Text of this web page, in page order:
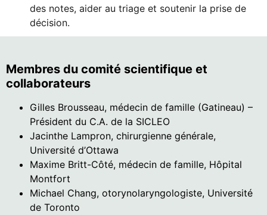
des notes, aider au triage et soutenir la prise de
décision.
Membres du comité scientifique et
collaborateurs
Gilles Brousseau, médecin de famille (Gatineau) –
Président du C.A. de la SICLEO
Jacinthe Lampron, chirurgienne générale,
Université d’Ottawa
Maxime Britt-Côté, médecin de famille, Hôpital
Montfort
Michael Chang, otorynolaryngologiste, Université
de Toronto